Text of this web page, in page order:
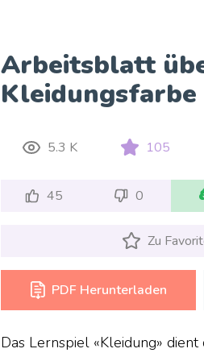
Arbeitsblatt
Kleidungsfarbe
5.3 K 105
45 0
Zu
PDF Herunterladen
Das Lernspiel «Kleidung»